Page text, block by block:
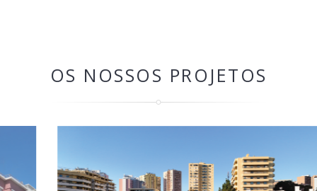
OS NOSSOS PROJETOS